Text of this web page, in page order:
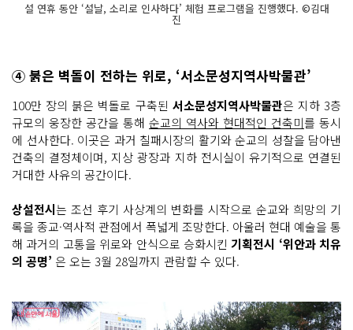
설 연휴 동안 ‘설날, 소리로 인사하다’ 체험 프로그램을 진행했다. ©김대
진
④ 붉은 벽돌이 전하는 위로, ‘서소문성지역사박물관’
100만 장의 붉은 벽돌로 구축된 서소문성지역사박물관은 지하 3층
규모의 웅장한 공간을 통해 순교의 역사와 현대적인 건축미를 동시
에 선사한다. 이곳은 과거 칠패시장의 활기와 순교의 성찰을 담아낸
건축의 결정체이며, 지상 광장과 지하 전시실이 유기적으로 연결된
거대한 사유의 공간이다.
상설전시는 조선 후기 사상계의 변화를 시작으로 순교와 희망의 기
록을 종교·역사적 관점에서 폭넓게 조망한다. 아울러 현대 예술을 통
해 과거의 고통을 위로와 안식으로 승화시킨기획전시 ‘위안과 치유
의 공명’ 은 오는 3월 28일까지 관람할 수 있다.